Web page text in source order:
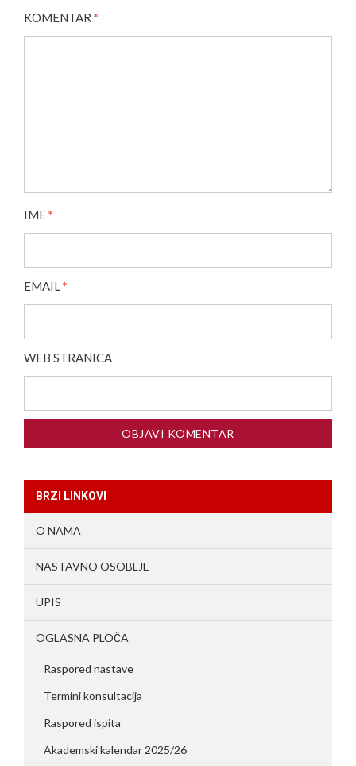
KOMENTAR *
IME*
EMAIL*
WEB STRANICA
BRZI LINKOVI
O NAMA
NASTAVNO OSOBLJE
UPIS
OGLASNA PLOČA
Raspored nastave
Termini konsultacija
Raspored ispita
Akademski kalendar 2025/26